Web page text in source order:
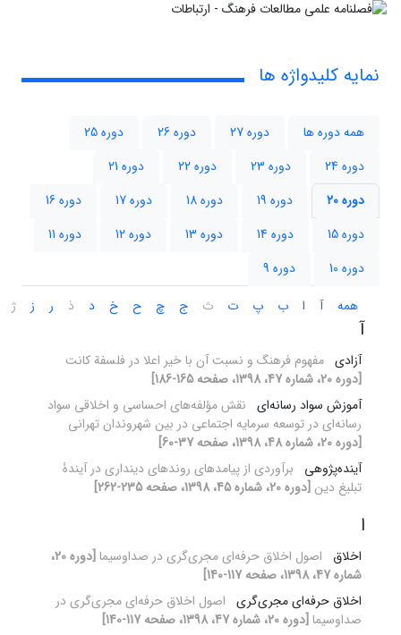
نمایه کلیدواژه ها
همه دوره ها دوره 27 دوره 26
دوره 25
دوره 24
دوره 23 دوره 22
دوره 21
دوره 20
دوره 19 دوره 18 دوره 17
دوره 16
دوره 15
دوره 14 دوره 13 دوره 12
دوره 11
دوره 10
دوره 9
همه
آ ا ب پ ت ث ج چ ح خ د ذ ر ز ژ
آ
آزادی مفهوم فرهنگ و نسبت آن با خیر اعلا در فلسفة کانت
[دوره 20، شماره 47، 1398، صفحه 165-186]
آموزش سواد رسانه‌ای نقش مؤلفه‌های احساسی و اخلاقی سواد
رسانه‌ای در توسعه سرمایه اجتماعی در بین شهروندان تهرانی
[دوره 20، شماره 48، 1398، صفحه 37-60]
آینده‌پژوهی
برآوردی از پیامدهای روندهای دینداری در آیندۀ
تبلیغ دین [دوره 20، شماره 45، 1398، صفحه 235-262]
ا
اخلاق اصول اخلاق حرفه‌ای مجری‌گری در صداوسیما
[دوره 20،
شماره 47، 1398، صفحه 117-140]
اخلاق حرفه‌ای مجری‌گری اصول اخلاق حرفه‌ای مجری‌گری در
صداوسیما [دوره 20، شماره 47، 1398، صفحه 117-140]